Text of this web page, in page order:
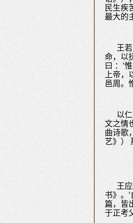
民生疾
最大的
王
命，以
曰 ：‘
上帝
邑周。
以
文之情
曲诗歌
艺》）
王
书》。
篇，皆
于正考